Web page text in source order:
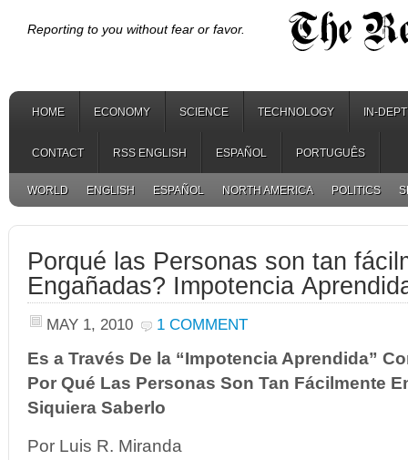
Reporting to you without fear or favor.
HOME ECONOMY SCIENCE TECHNOLOGY IN-
CONTACT RSS ENGLISH ESPAÑOL PORTUGUÊS
WORLD ENGLISH ESPAÑOL NORTH AMERICA POLITICS
Porqué las Personas son tan
Engañadas? Impotencia
MAY 1, 2010 1 COMMENT
Es a Través De la “Impotencia Aprendida”
Por Qué Las Personas Son Tan Fácilmente
Siquiera Saberlo
Por Luis R. Miranda